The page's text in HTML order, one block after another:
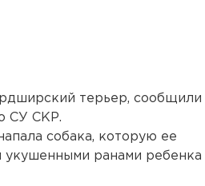
терьер, сообщили
СУ СКР.
собака, которую ее
ранами ребенка